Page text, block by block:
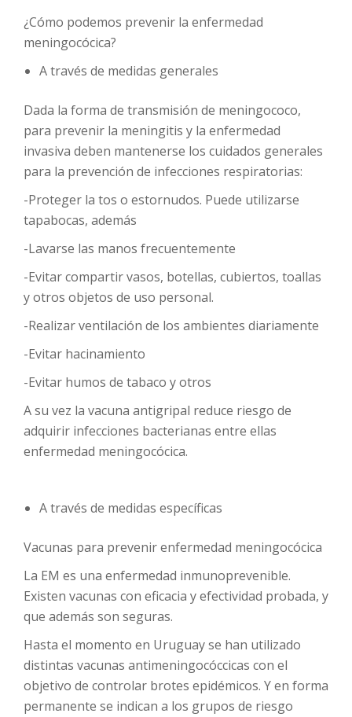
¿Cómo podemos prevenir la enfermedad
meningocócica?
A través de medidas generales
Dada la forma de transmisión de meningococo,
para prevenir la meningitis y la enfermedad
invasiva deben mantenerse los cuidados generales
para la prevención de infecciones respiratorias:
-Proteger la tos o estornudos. Puede utilizarse
tapabocas, además
-Lavarse las manos frecuentemente
-Evitar compartir vasos, botellas, cubiertos, toallas
y otros objetos de uso personal.
-Realizar ventilación de los ambientes diariamente
-Evitar hacinamiento
-Evitar humos de tabaco y otros
A su vez la vacuna antigripal reduce riesgo de
adquirir infecciones bacterianas entre ellas
enfermedad meningocócica.
A través de medidas específicas
Vacunas para prevenir enfermedad meningocócica
La EM es una enfermedad inmunoprevenible.
Existen vacunas con eficacia y efectividad probada, y
que además son seguras.
Hasta el momento en Uruguay se han utilizado
distintas vacunas antimeningocóccicas con el
objetivo de controlar brotes epidémicos. Y en forma
permanente se indican a los grupos de riesgo